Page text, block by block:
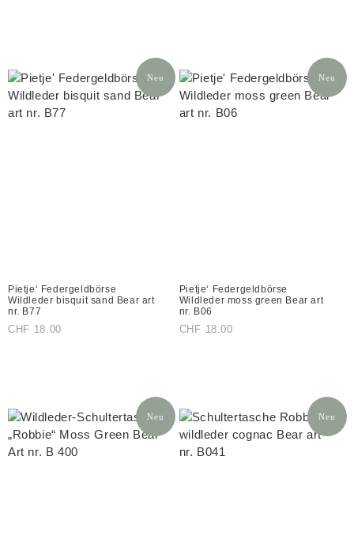
Neu
Pietje‘ Federgeldbörse
Wildleder bisquit sand Bear art
nr. B77
CHF 18.00
Neu
Pietje‘ Federgeldbörse
Wildleder moss green Bear art
nr. B06
CHF 18.00
Neu Neu